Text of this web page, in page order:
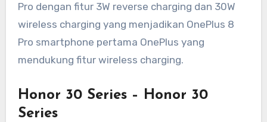
Pro dengan fitur 3W reverse charging dan 30W
wireless charging yang menjadikan OnePlus 8
Pro smartphone pertama OnePlus yang
mendukung fitur wireless charging.
Honor 30 Series – Honor 30
Series